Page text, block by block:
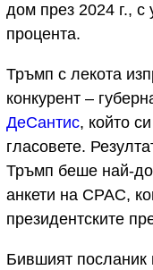
дом през 2024 г., с
процента.
Тръмп с лекота
конкурент –
ДеСантис, който
гласовете.
Тръмп беше най-
анкети на CPAC,
президентските
Бившият